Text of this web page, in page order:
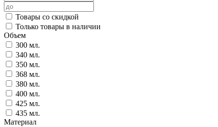
Товары со скидкой
Только товары в наличии
Объем
300 мл.
340 мл.
350 мл.
368 мл.
380 мл.
400 мл.
425 мл.
435 мл.
Материал